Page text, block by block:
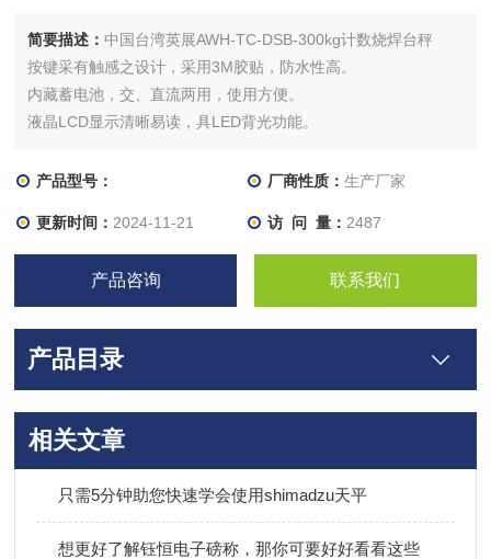
简要描述：中国台湾英展AWH-TC-DSB-300kg计数烧焊台秤
按键采有触感之设计，采用3M胶贴，防水性高。
内藏蓄电池，交、直流两用，使用方便。
液晶LCD显示清晰易读，具LED背光功能。
产品型号： 厂商性质： 生产厂家
更新时间： 2024-11-21 访 问 量： 2487
产品咨询 联系我们
产品目录
相关文章
只需5分钟助您快速学会使用shimadzu天平
想更好了解钰恒电子磅称，那你可要好好看看这些